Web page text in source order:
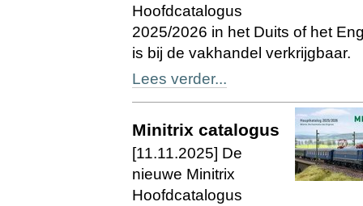
Hoofdcatalogus
2025/2026 in het Duits of het
is bij de vakhandel verkrijgbaar.
Lees verder...
Minitrix catalogus
[11.11.2025] De
nieuwe Minitrix
Hoofdcatalogus